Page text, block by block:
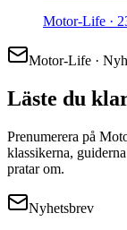
Motor-Life ·
Motor-Life ·
Läste du
Prenumerera på
klassikerna,
pratar om.
Nyhetsbrev